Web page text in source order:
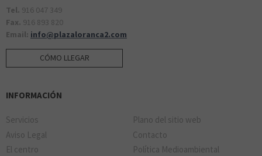
Tel. 916 047 349
Fax. 916 893 820
Email: info@plazaloranca2.com
CÓMO LLEGAR
INFORMACIÓN
Servicios
Plano del sitio web
Aviso Legal
Contacto
El centro
Política Medioambiental